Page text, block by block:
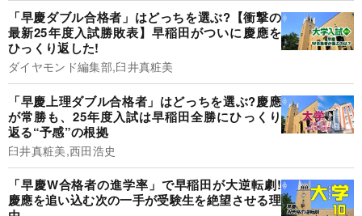
「早慶ダブル合格者」はどっちを選ぶ?【衝撃の
最新25年度入試勝敗表】早稲田がついに慶應を
ひっくり返した!
ダイヤモンド編集部,臼井真粧美
「早慶上理ダブル合格者」はどっちを選ぶ?慶應
が常勝も、25年度入試は早稲田全勝にひっくり
返る“予感”の根拠
臼井真粧美,西田浩史
「早慶W合格者の進学率」で早稲田が大逆転劇!
慶應を追い込む次の一手が受験生を絶望させる理